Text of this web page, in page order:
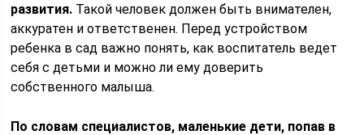
развития. Такой человек должен быть внимателен,
аккуратен и ответственен. Перед устройством
ребенка в сад важно понять, как воспитатель ведет
себя с детьми и можно ли ему доверить
собственного малыша.
По словам специалистов, маленькие дети, попав в